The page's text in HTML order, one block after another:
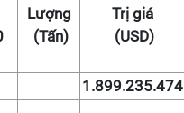
Lượng
(Tấn)
Trị giá
(USD)
1.899.235.474